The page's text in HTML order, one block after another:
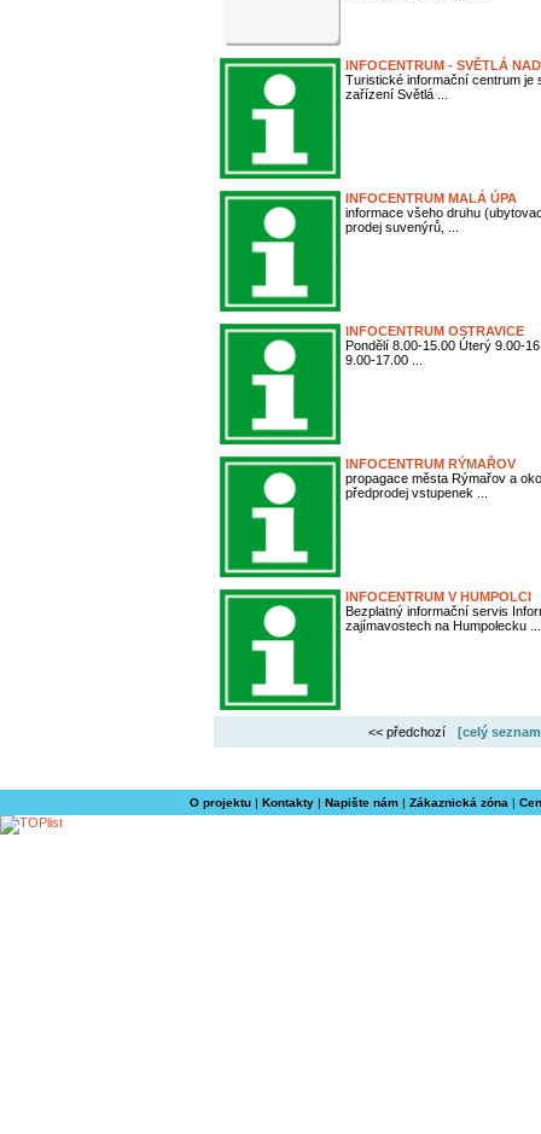
INFOCENTRUM - SVĚTLÁ
Turistické informační centrum
zařízení Světlá ...
INFOCENTRUM MALÁ ÚPA
informace všeho druhu
prodej suvenýrů, ...
INFOCENTRUM OSTRAVICE
Pondělí 8.00-15.00 Úterý 9.00-
9.00-17.00 ...
INFOCENTRUM RÝMAŘOV
propagace města Rýmařov a
předprodej vstupenek ...
INFOCENTRUM V HUMPOLCI
Bezplatný informační servis
zajímavostech na Humpolecku ...
<< předchozí [celý
O projektu| Kontakty| Napište nám| Zákaznická zóna |